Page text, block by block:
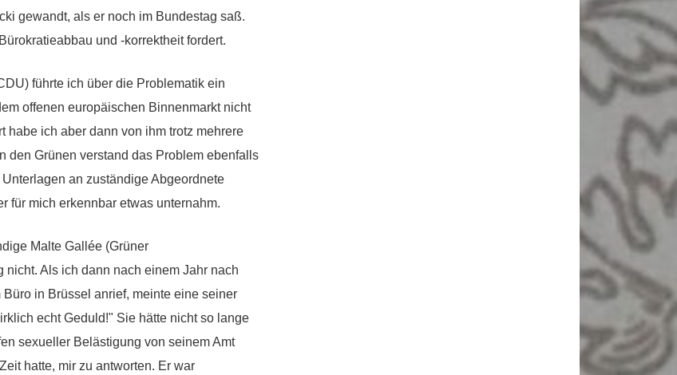
gewandt, als er noch im Bundestag saß.
und -korrektheit fordert.
führte ich über die Problematik ein
offenen europäischen Binnenmarkt nicht
habe ich aber dann von ihm trotz mehrere
den Grünen verstand das Problem ebenfalls
an zuständige Abgeordnete
für mich erkennbar etwas unternahm.
Malte Gallée (Grüner
Als ich dann nach einem Jahr nach
in Brüssel anrief, meinte eine seiner
echt Geduld!" Sie hätte nicht so lange
sexueller Belästigung von seinem Amt
hatte, mir zu antworten. Er war